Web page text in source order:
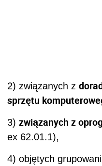
2) związanych z
sprzętu
3) związanych z
ex 62.01.1),
4) objętych